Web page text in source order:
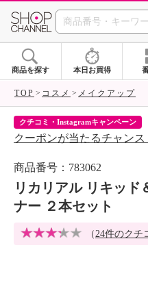
商品を探す 本日お買得
TOP コスメ メイクアップ
クチコミ・Instagramキャンペーン
クーポンが当たるチャンス
商品番号：783062
リカリアル リキッド
ナー ２本セット
（24件のクチ